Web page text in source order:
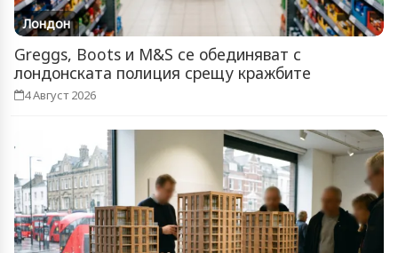
Лондон
Greggs, Boots и M&S се обединяват с
лондонската полиция срещу кражбите
4 Август 2026